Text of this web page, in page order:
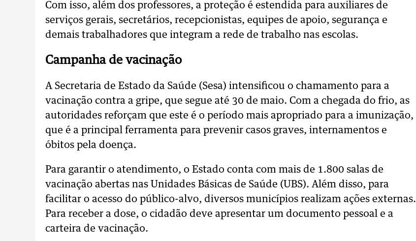
Com isso, além dos professores, a proteção é estendida para auxiliares de
serviços gerais, secretários, recepcionistas, equipes de apoio, segurança e
demais trabalhadores que integram a rede de trabalho nas escolas.
Campanha de vacinação
A Secretaria de Estado da Saúde (Sesa) intensificou o chamamento para a
vacinação contra a gripe, que segue até 30 de maio. Com a chegada do frio, as
autoridades reforçam que este é o período mais apropriado para a imunização,
que é a principal ferramenta para prevenir casos graves, internamentos e
óbitos pela doença.
Para garantir o atendimento, o Estado conta com mais de 1.800 salas de
vacinação abertas nas Unidades Básicas de Saúde (UBS). Além disso, para
facilitar o acesso do público-alvo, diversos municípios realizam ações externas.
Para receber a dose, o cidadão deve apresentar um documento pessoal e a
carteira de vacinação.